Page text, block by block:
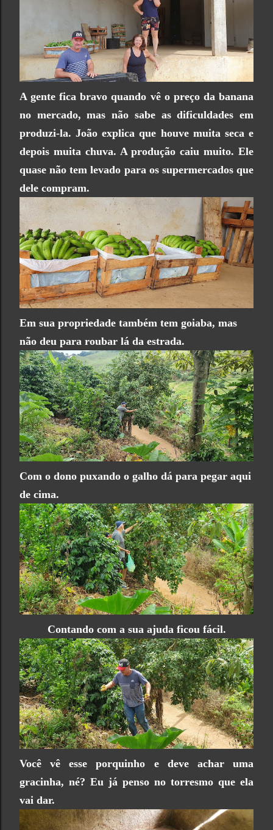
A gente fica bravo quando vê o preço da banana
no mercado, mas não sabe as dificuldades em
produzi-la. João explica que houve muita seca e
depois muita chuva. A produção caiu muito. Ele
quase não tem levado para os supermercados que
dele compram.
Em sua propriedade também tem goiaba, mas
não deu para roubar lá da estrada.
Com o dono puxando o galho dá para pegar aqui
de cima.
Contando com a sua ajuda ficou fácil.
Você vê esse porquinho e deve achar uma
gracinha, né? Eu já penso no torresmo que ela
vai dar.